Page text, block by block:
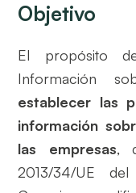
Objetivo
El propósito
Información
establecer las
información
las empresas,
2013/34/UE